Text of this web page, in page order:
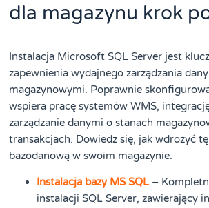
dla magazynu krok
Instalacja Microsoft SQL Server jest
zapewnienia wydajnego zarządzania
magazynowymi. Poprawnie
wspiera pracę systemów WMS,
zarządzanie danymi o stanach
transakcjach. Dowiedz się, jak wdrożyć
bazodanową w swoim magazynie.
Instalacja bazy MS SQL –
instalacji SQL Server, zawierający